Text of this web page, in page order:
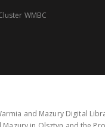
WMBC
and Mazury Digital